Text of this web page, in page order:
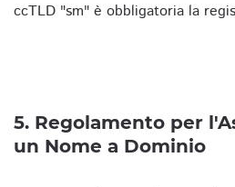
ccTLD "sm" è obbligatoria la
5. Regolamento per
un Nome a Dominio